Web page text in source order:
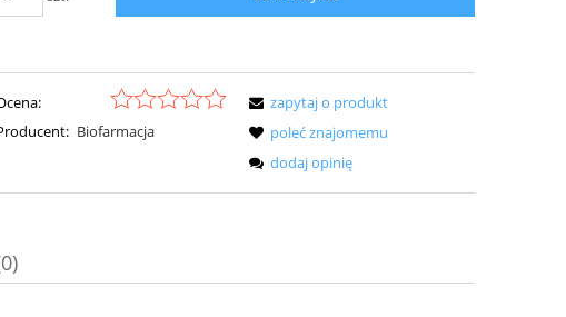
Biofarmacja
zapytaj o produkt
poleć znajomemu
dodaj opinię